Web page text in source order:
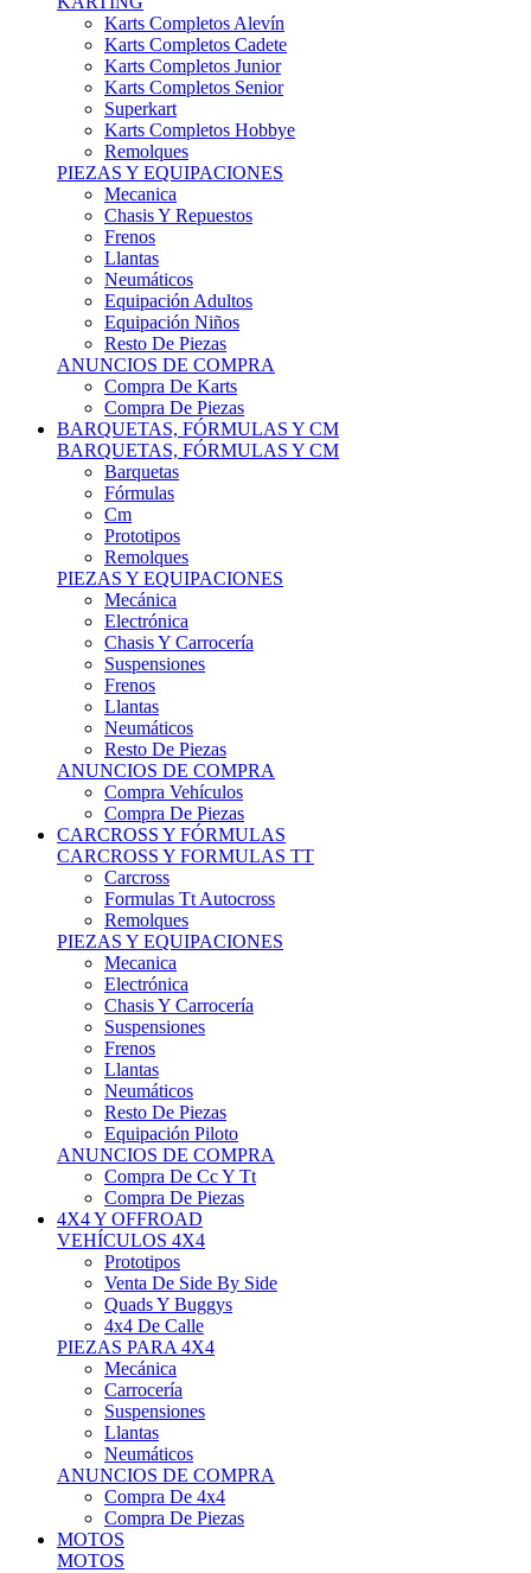
Karts Completos Cadete
Karts Completos Junior
Karts Completos Senior
Superkart
Karts Completos Hobbye
Remolques
PIEZAS Y EQUIPACIONES
Mecanica
Chasis Y Repuestos
Frenos
Llantas
Neumáticos
Equipación Adultos
Equipación Niños
Resto De Piezas
ANUNCIOS DE COMPRA
Compra De Karts
Compra De Piezas
BARQUETAS, FÓRMULAS Y CM
BARQUETAS, FÓRMULAS Y CM
Barquetas
Fórmulas
Cm
Prototipos
Remolques
PIEZAS Y EQUIPACIONES
Mecánica
Electrónica
Chasis Y Carrocería
Suspensiones
Frenos
Llantas
Neumáticos
Resto De Piezas
ANUNCIOS DE COMPRA
Compra Vehículos
Compra De Piezas
CARCROSS Y FÓRMULAS
CARCROSS Y FORMULAS TT
Carcross
Formulas Tt Autocross
Remolques
PIEZAS Y EQUIPACIONES
Mecanica
Electrónica
Chasis Y Carrocería
Suspensiones
Frenos
Llantas
Neumáticos
Resto De Piezas
Equipación Piloto
ANUNCIOS DE COMPRA
Compra De Cc Y Tt
Compra De Piezas
4X4 Y OFFROAD
VEHÍCULOS 4X4
Prototipos
Venta De Side By Side
Quads Y Buggys
4x4 De Calle
PIEZAS PARA 4X4
Mecánica
Carrocería
Suspensiones
Llantas
Neumáticos
ANUNCIOS DE COMPRA
Compra De 4x4
Compra De Piezas
MOTOS
MOTOS
Motos De Circuito